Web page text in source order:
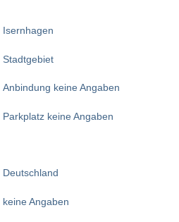
Isernhagen
Stadtgebiet
Anbindung keine Angaben
Parkplatz keine Angaben
Deutschland
keine Angaben